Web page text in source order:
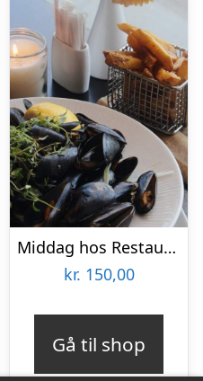
Middag hos Restaurant Couloir
kr. 150,00
Gå til shop